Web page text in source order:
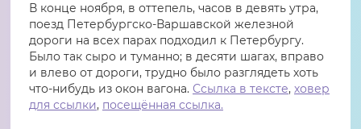
В конце ноября, в оттепель, часов в девять утра,
поезд Петербургско-Варшавской железной
дороги на всех парах подходил к Петербургу.
Было так сыро и туманно; в десяти шагах, вправо
и влево от дороги, трудно было разглядеть хоть
что-нибудь из окон вагона. Ссылка в тексте, ховер
для ссылки, посещённая ссылка.